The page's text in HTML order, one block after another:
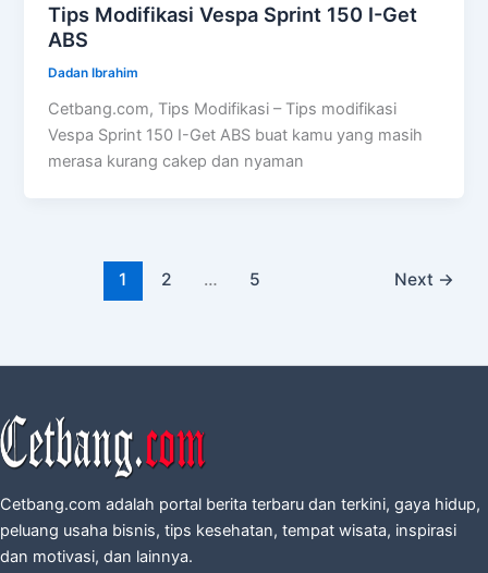
Tips Modifikasi Vespa Sprint 150 I-Get
ABS
Dadan Ibrahim
Cetbang.com, Tips Modifikasi – Tips modifikasi
Vespa Sprint 150 I-Get ABS buat kamu yang masih
merasa kurang cakep dan nyaman
1 2 … 5 Next →
Cetbang.com adalah portal berita terbaru dan terkini, gaya hidup,
peluang usaha bisnis, tips kesehatan, tempat wisata, inspirasi
dan motivasi, dan lainnya.